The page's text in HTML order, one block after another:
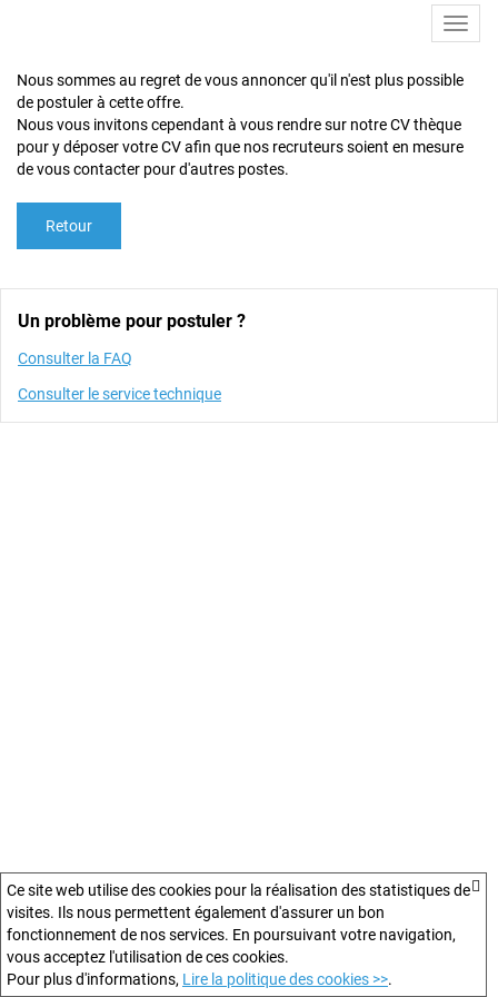
Ce site web utilise des cookies pour la réalisation des statistiques de
visites. Ils nous permettent également d'assurer un bon
fonctionnement de nos services. En poursuivant votre navigation,
vous acceptez l'utilisation de ces cookies.
Pour plus d'informations, Lire la politique des cookies >>.
Nous sommes au regret de vous annoncer qu'il n'est plus possible
de postuler à cette offre.
Nous vous invitons cependant à vous rendre sur notre CV thèque
pour y déposer votre CV afin que nos recruteurs soient en mesure
de vous contacter pour d'autres postes.
Retour
Un problème pour postuler ?
Consulter la FAQ
Consulter le service technique